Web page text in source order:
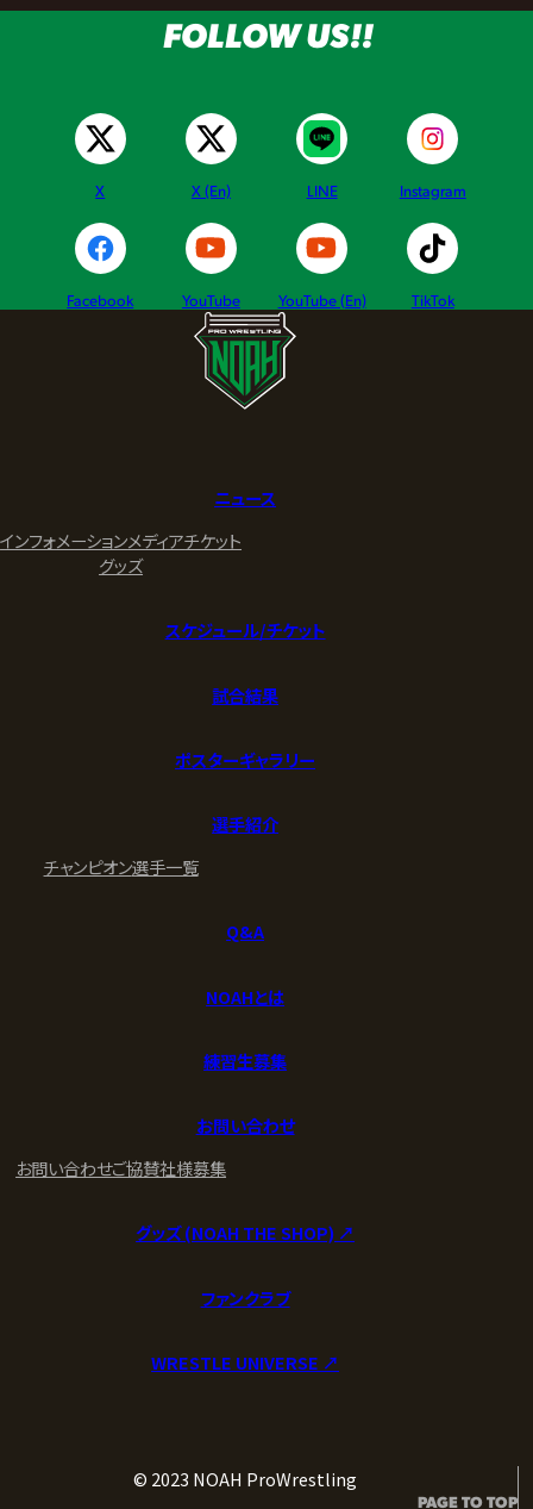
イ
FOLLOW US!!
X X (En) LINE Instagram
Facebook YouTube YouTube (En) TikTok
ニュース
インフォメーションメディアチケット
グッズ
スケジュール/チケット
試合結果
ポスターギャラリー
選手紹介
チャンピオン選手一覧
Q&A
NOAHとは
練習生募集
お問い合わせ
お問い合わせご協賛社様募集
グッズ (NOAH THE SHOP) ↗︎
ファンクラブ
WRESTLE UNIVERSE ↗︎
© 2023 NOAH ProWrestling
PAGE TO TOP